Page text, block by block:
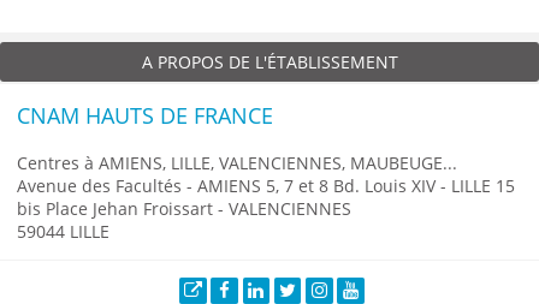
A PROPOS DE L'ÉTABLISSEMENT
CNAM HAUTS DE FRANCE
Centres à AMIENS, LILLE, VALENCIENNES, MAUBEUGE...
Avenue des Facultés - AMIENS 5, 7 et 8 Bd. Louis XIV - LILLE 15
bis Place Jehan Froissart - VALENCIENNES
59044 LILLE